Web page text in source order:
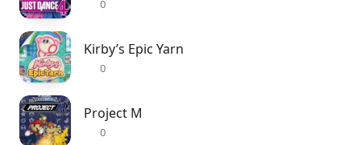
0
Kirby’s Epic Yarn
0
Project M
0